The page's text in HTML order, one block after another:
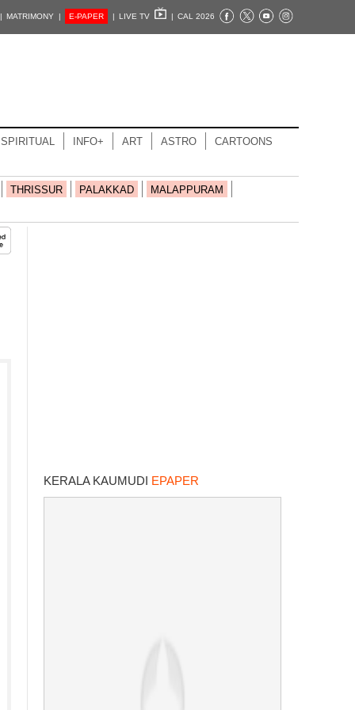
MATRIMONY | E-PAPER | LIVE TV | CAL 2026
SPIRITUAL INFO+ ART ASTRO CARTOONS
THRISSUR PALAKKAD MALAPPURAM
KERALA KAUMUDI EPAPER